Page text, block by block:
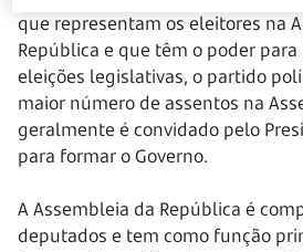
que representam os eleitores na
República e que têm o poder para
eleições legislativas, o partido
maior número de assentos na
geralmente é convidado pelo
para formar o Governo.
A Assembleia da República é
deputados e tem como função